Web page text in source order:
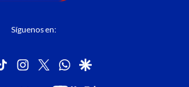
Síguenos en:
tiktok instagram
twitterwhatsapp
google